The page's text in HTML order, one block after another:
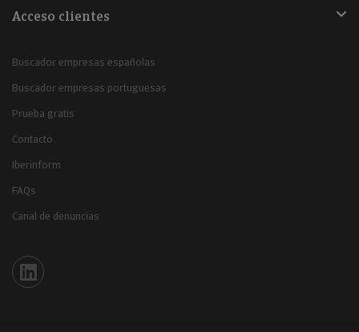
Acceso clientes
Buscador empresas españolas
Buscador empresas portuguesas
Prueba gratis
Contacto
Iberinform
FAQs
Canal de denuncias
Iberinform en Linkedin